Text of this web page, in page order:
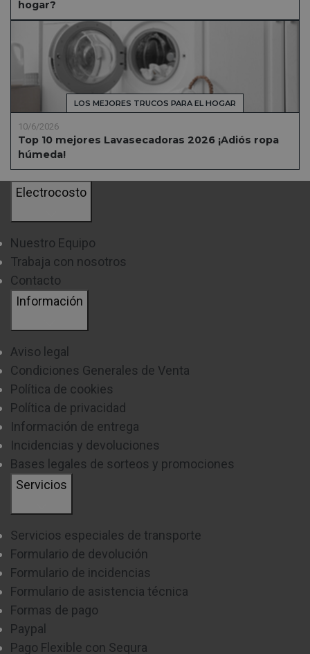
hogar?
LOS MEJORES TRUCOS PARA EL HOGAR
10/6/2026
Top 10 mejores Lavasecadoras 2026 ¡Adiós ropa
húmeda!
Electrocosto
Nuestro Equipo
Trabaja con nosotros
Contacto
Información
Aviso legal
Condiciones Generales de Venta
Política de cookies
Política de privacidad
Información de entrega
Incidencias y devoluciones
Bases legales de sorteos y promociones
Servicios
Servicios especiales de transporte
Formulario de devolución
Formulario de incidencias
Formulario de asistencia técnica
Formas de pago
Paypal
Pago Flexible con Sequra